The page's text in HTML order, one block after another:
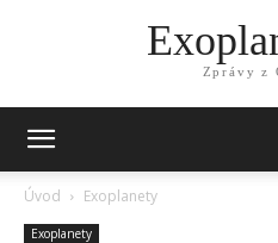
Zprávy z
Úvod Exoplanety
Exoplanety